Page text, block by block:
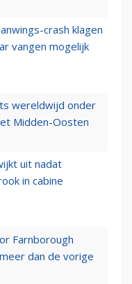
crash klagen
vangen mogelijk
wereldwijd onder
Midden-Oosten
uit nadat
in cabine
Farnborough
dan de vorige